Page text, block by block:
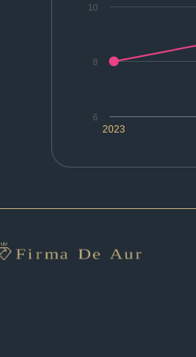
2023
6
8
10